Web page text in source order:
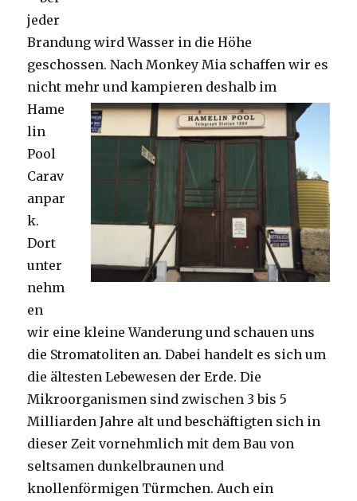
jeder
Brandung wird Wasser in die Höhe
geschossen. Nach Monkey Mia schaffen wir es
nicht mehr und kampieren deshalb im
Hame
lin
Pool
Carav
anpar
k.
Dort
unter
nehm
en
wir eine kleine Wanderung und schauen uns
die Stromatoliten an. Dabei handelt es sich um
die ältesten Lebewesen der Erde. Die
Mikroorganismen sind zwischen 3 bis 5
Milliarden Jahre alt und beschäftigten sich in
dieser Zeit vornehmlich mit dem Bau von
seltsamen dunkelbraunen und
knollenförmigen Türmchen. Auch ein